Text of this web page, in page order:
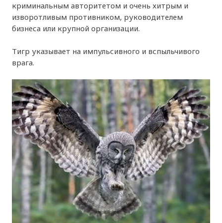
криминальным авторитетом и очень хитрым и
изворотливым противником, руководителем
бизнеса или крупной организации.
Тигр указывает на импульсивного и вспыльчивого
врага.